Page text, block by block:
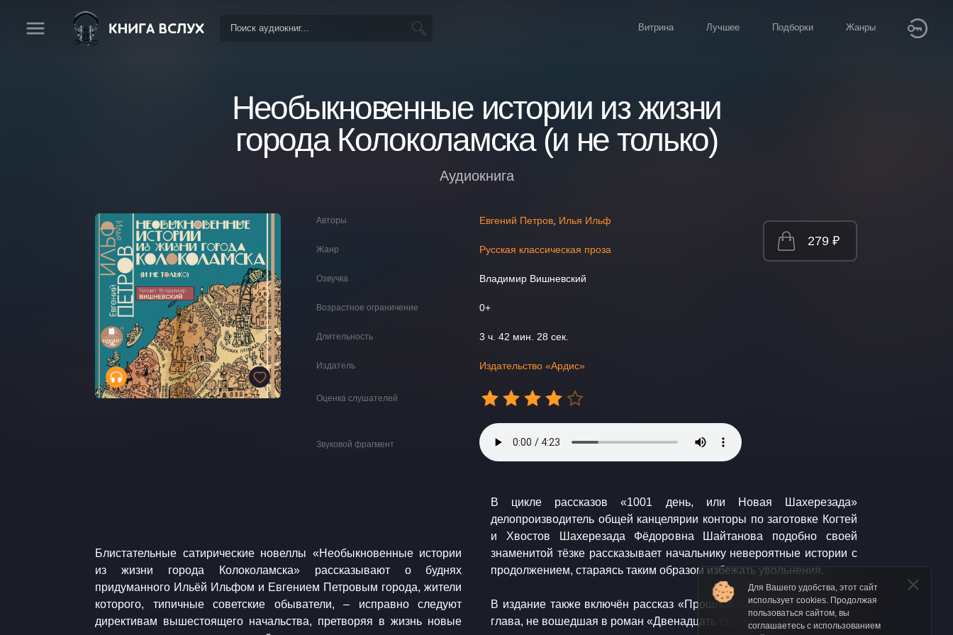
Витрина Лучшее Подборки Жанры
Необыкновенные истории из жизни
города Колоколамска (и не только)
Аудиокнига
Авторы Евгений Петров Илья Ильф
Жанр Русская классическая проза
Озвучка Владимир Вишневский
Возрастное ограничение 0+
Длительность 3 ч. 42 мин. 28 сек.
Издатель Издательство «Ардис»
Оценка слушателей
Звуковой фрагмент
279 ₽
​​Блистательные сатирические новеллы «Необыкновенные истории
из жизни города Колоколамска» рассказывают о буднях
придуманного Ильёй Ильфом и Евгением Петровым города, жители
которого, типичные советские обыватели, – исправно следуют
директивам вышестоящего начальства, претворяя в жизнь новые
​В цикле рассказов «1001 день, или Новая Шахерезада»
делопроизводитель общей канцелярии конторы по заготовке Когтей
и Хвостов Шахерезада Фёдоровна Шайтанова подобно своей
знаменитой тёзке рассказывает начальнику невероятные истории с
продолжением, стараясь таким образом избежать увольнения.
​В издание также включён рассказ «Прошлое регистратора загса» –
глава, не вошедшая в роман «Двенадцать стульев».
Для Вашего удобства, этот сайт
использует cookies. Продолжая
пользоваться сайтом, вы
соглашаетесь с использованием